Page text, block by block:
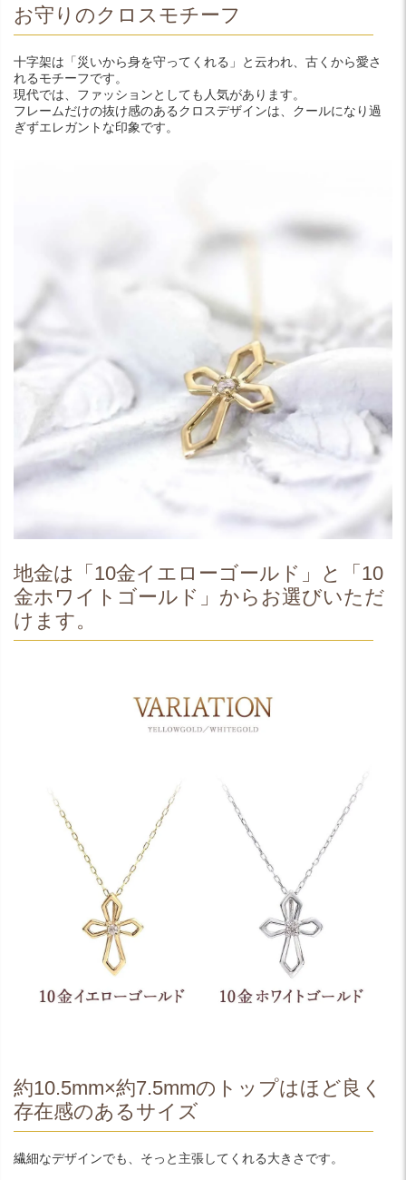
お守りのクロスモチーフ
十字架は「災いから身を守ってくれる」と云われ、古くから愛さ
れるモチーフです。
現代では、ファッションとしても人気があります。
フレームだけの抜け感のあるクロスデザインは、クールになり過
ぎずエレガントな印象です。
地金は「10金イエローゴールド」と「10
金ホワイトゴールド」からお選びいただ
けます。
約10.5mm×約7.5mmのトップはほど良く
存在感のあるサイズ
繊細なデザインでも、そっと主張してくれる大きさです。